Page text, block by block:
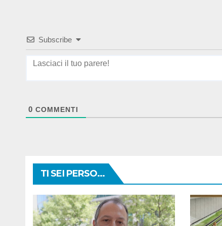
Subscribe
0 COMMENTI
TI SEI PERSO...